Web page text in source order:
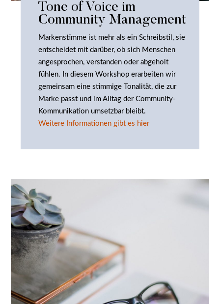
Tone of Voice im
Community Management
Markenstimme ist mehr als ein Schreibstil, sie
entscheidet mit darüber, ob sich Menschen
angesprochen, verstanden oder abgeholt
fühlen. In diesem Workshop erarbeiten wir
gemeinsam eine stimmige Tonalität, die zur
Marke passt und im Alltag der Community-
Kommunikation umsetzbar bleibt.
Weitere Informationen gibt es hier